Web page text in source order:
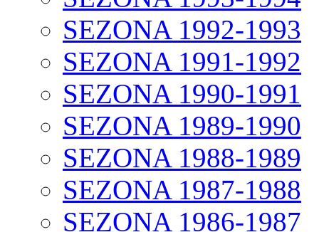
SEZONA 1992-1993
SEZONA 1991-1992
SEZONA 1990-1991
SEZONA 1989-1990
SEZONA 1988-1989
SEZONA 1987-1988
SEZONA 1986-1987